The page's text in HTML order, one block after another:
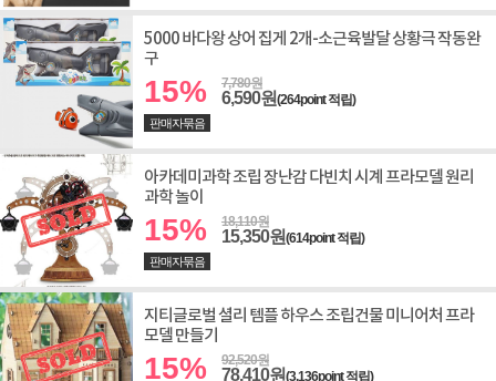
5000 바다왕 상어 집게 2개-소근육발달 상황극 작동완
구
15% 7,780원
6,590원(264point 적립)
판매자묶음
아카데미과학 조립 장난감 다빈치 시계 프라모델 원리
과학 놀이
15% 18,110원
15,350원(614point 적립)
판매자묶음
지티글로벌 셜리 템플 하우스 조립건물 미니어처 프라
모델 만들기
15% 92,520원
78,410원(3,136point 적립)